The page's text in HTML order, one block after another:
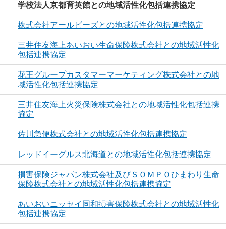
学校法人京都育英館との地域活性化包括連携協定
株式会社アールビーズとの地域活性化包括連携協定
三井住友海上あいおい生命保険株式会社との地域活性化
包括連携協定
花王グループカスタマーマーケティング株式会社との地
域活性化包括連携協定
三井住友海上火災保険株式会社との地域活性化包括連携
協定
佐川急便株式会社との地域活性化包括連携協定
レッドイーグルス北海道との地域活性化包括連携協定
損害保険ジャパン株式会社及びＳＯＭＰＯひまわり生命
保険株式会社との地域活性化包括連携協定
あいおいニッセイ同和損害保険株式会社との地域活性化
包括連携協定